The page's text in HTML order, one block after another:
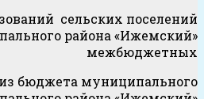
сельских поселений
района «Ижемский»
межбюджетных
бюджета муниципального